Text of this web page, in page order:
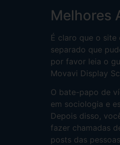
Melhores
É claro que o
separado que
por favor leia o
Movavi Display
O bate-papo de
em sociologia e
Depois disso,
fazer chamadas
posts das